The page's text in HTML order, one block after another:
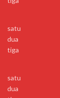
satu
dua
tiga
satu
dua